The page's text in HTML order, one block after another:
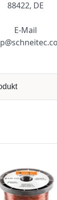
88422, DE
E-Mail